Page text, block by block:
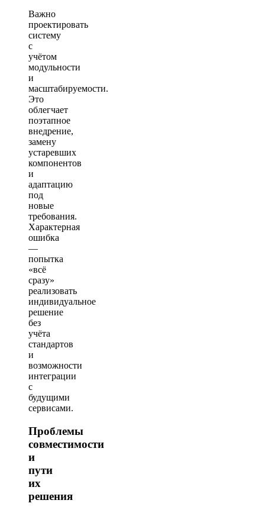
Важно
проектировать
систему
с
учётом
модульности
и
масштабируемости.
Это
облегчает
поэтапное
внедрение,
замену
устаревших
компонентов
и
адаптацию
под
новые
требования.
Характерная
ошибка
—
попытка
«всё
сразу»
реализовать
индивидуальное
решение
без
учёта
стандартов
и
возможности
интеграции
с
будущими
сервисами.
Проблемы
совместимости
и
пути
их
решения